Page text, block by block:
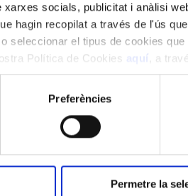
xarxes socials, publicitat i anàlisi
hagin recopilat a través de l'ús
seleccionar el tipus de cookies
Política de Cookies aquí
, a
Preferències
Permetre la
posaven de manifest la destresa
per aquest duet format al si
(en la tradició dels laments
una gran tasca, amb un Miguel